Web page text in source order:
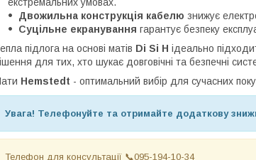
екстремальних умовах.
Двожильна конструкція кабелю знижує
Суцільне екранування гарантує безпеку
підлога на основі матів Di Si H ідеально
для тих, хто шукає довговічні та безпечні
Hemstedt - оптимальний вибір для сучасних
Увага! Телефонуйте та отримайте додаткову
Телефон для консультації 📞095-194-10-34